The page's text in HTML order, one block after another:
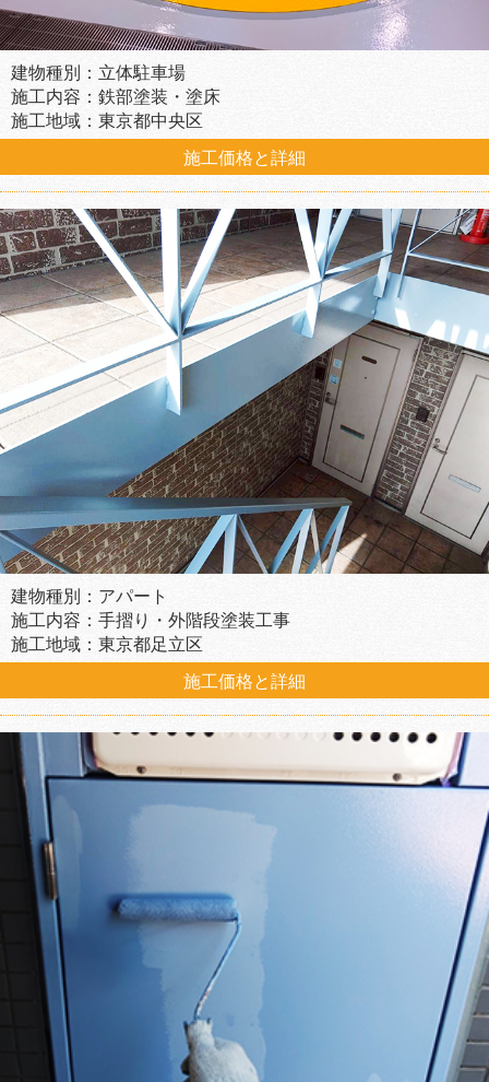
建物種別：立体駐車場
施工内容：鉄部塗装・塗床
施工地域：東京都中央区
施工価格と詳細
建物種別：アパート
施工内容：手摺り・外階段塗装工事
施工地域：東京都足立区
施工価格と詳細